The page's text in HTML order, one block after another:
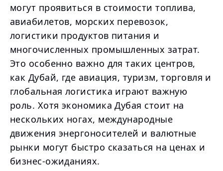
могут проявиться в стоимости топлива,
авиабилетов, морских перевозок,
логистики продуктов питания и
многочисленных промышленных затрат.
Это особенно важно для таких центров,
как Дубай, где авиация, туризм, торговля и
глобальная логистика играют важную
роль. Хотя экономика Дубая стоит на
нескольких ногах, международные
движения энергоносителей и валютные
рынки могут быстро сказаться на ценах и
бизнес-ожиданиях.